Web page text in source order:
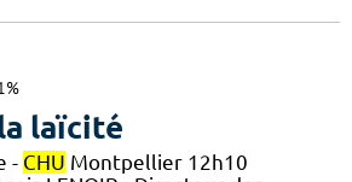
laïcité
- CHU Montpellier 12h10